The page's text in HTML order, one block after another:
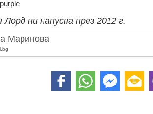
ни напусна през 2012 г.
Маринова